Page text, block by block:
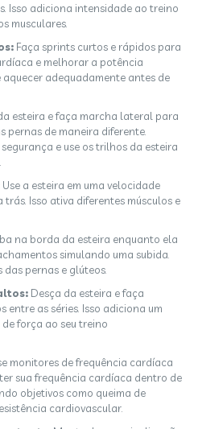
Isso adiciona intensidade ao treino
musculares.
Faça sprints curtos e rápidos para
e melhorar a potência
aquecer adequadamente antes de
esteira e faça marcha lateral para
pernas de maneira diferente.
e use os trilhos da esteira
Use a esteira em uma velocidade
Isso ativa diferentes músculos e
na borda da esteira enquanto ela
simulando uma subida.
pernas e glúteos.
Desça da esteira e faça
entre as séries. Isso adiciona um
força ao seu treino
monitores de frequência cardíaca
sua frequência cardíaca dentro de
objetivos como queima de
cardiovascular.